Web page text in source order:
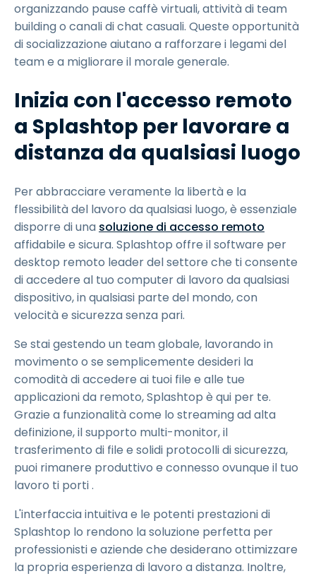
organizzando pause caffè virtuali, attività di team
building o canali di chat casuali. Queste opportunità
di socializzazione aiutano a rafforzare i legami del
team e a migliorare il morale generale.
Inizia con l'accesso remoto
a Splashtop per lavorare a
distanza da qualsiasi luogo
Per abbracciare veramente la libertà e la
flessibilità del lavoro da qualsiasi luogo, è essenziale
disporre di una soluzione di accesso remoto
affidabile e sicura. Splashtop offre il software per
desktop remoto leader del settore che ti consente
di accedere al tuo computer di lavoro da qualsiasi
dispositivo, in qualsiasi parte del mondo, con
velocità e sicurezza senza pari.
Se stai gestendo un team globale, lavorando in
movimento o se semplicemente desideri la
comodità di accedere ai tuoi file e alle tue
applicazioni da remoto, Splashtop è qui per te.
Grazie a funzionalità come lo streaming ad alta
definizione, il supporto multi-monitor, il
trasferimento di file e solidi protocolli di sicurezza,
puoi rimanere produttivo e connesso ovunque il tuo
lavoro ti porti .
L'interfaccia intuitiva e le potenti prestazioni di
Splashtop lo rendono la soluzione perfetta per
professionisti e aziende che desiderano ottimizzare
la propria esperienza di lavoro a distanza. Inoltre,